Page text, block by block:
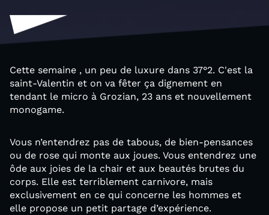
Cette semaine , un peu de luxure dans 37°2. C'est la
saint-Valentin et on va fêter ça dignement en
tendant le micro à Grozian, 23 ans et nouvellement
monogame.
Vous n’entendrez pas de tabous, de bien-pensances
ou de rose qui monte aux joues. Vous entendrez une
ôde aux joies de la chair et aux beautés brutes du
corps. Elle est terriblement carnivore, mais
exclusivement en ce qui concerne les hommes et
elle propose un petit partage d’expérience.